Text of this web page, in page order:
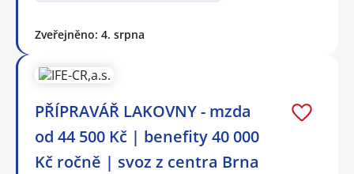
Zveřejněno: 4. srpna
PŘÍPRAVÁŘ LAKOVNY - mzda
od 44 500 Kč | benefity 40 000
Kč ročně | svoz z centra Brna